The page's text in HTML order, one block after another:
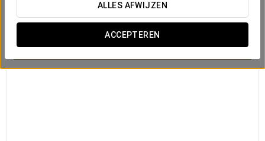
ALLES AFWIJZEN
ACCEPTEREN
Kluis Bureau Sateliet tv